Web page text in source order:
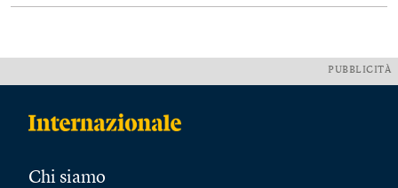
PUBBLICITÀ
Chi siamo